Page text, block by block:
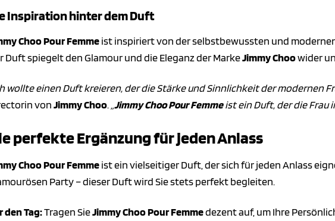
Inspiration hinter dem Duft
Choo Pour Femmeist inspiriert von der selbstbewussten und
Duft spiegelt den Glamour und die Eleganz der MarkeJimmy Choowider
wollte einen Duft kreieren, der die Stärke und Sinnlichkeit der modernen
vonJimmy Choo.„Jimmy Choo Pour Femmeist ein Duft, der die Frau
perfekte Ergänzung für jeden Anlass
Choo Pour Femmeist ein vielseitiger Duft, der sich für jeden Anlass
Party – dieser Duft wird Sie stets perfekt begleiten.
den Tag:Tragen SieJimmy Choo Pour Femmedezent auf, um Ihre